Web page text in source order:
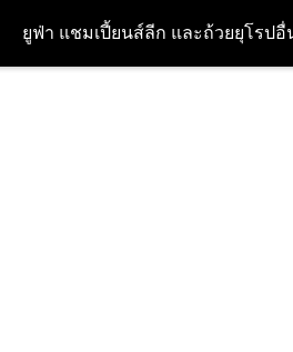
ยูฟ่า แชมเปี้ยนส์ลีก และถ้วยยุโรปอื่